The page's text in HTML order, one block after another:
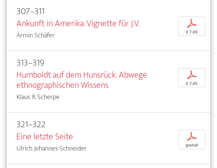
307–311
Ankunft in Amerika. Vignette für J.V.
Armin Schäfer
p
€ 7,95
313–319
Humboldt auf dem Hunsrück. Abwege
ethnographischen Wissens
Klaus R. Scherpe
p
€ 7,95
321–322
Eine letzte Seite
Ulrich Johannes Schneider
p
gratuit